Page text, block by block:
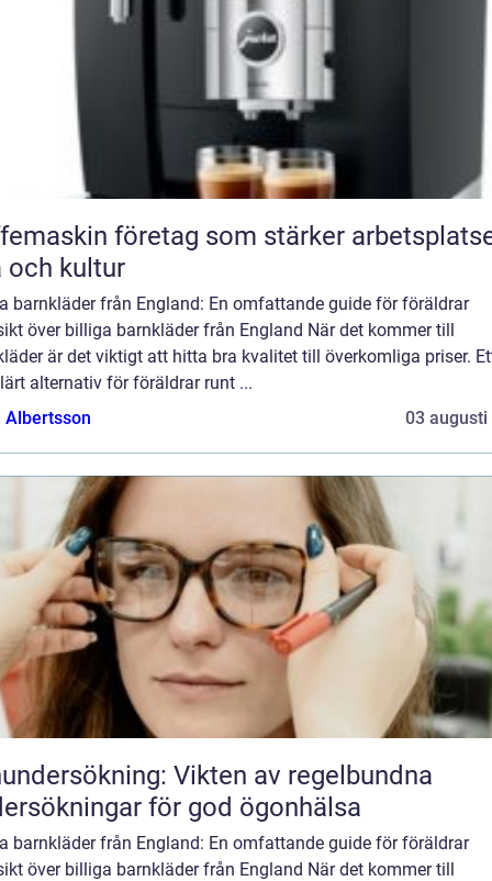
företag som stärker
och kultur
barnkläder från England: En omfattande guide för föräldrar
över billiga barnkläder från England När det kommer till
är det viktigt att hitta bra kvalitet till överkomliga priser.
alternativ för föräldrar runt ...
Albertsson
03 augusti
Vikten av regelbundna
för god ögonhälsa
barnkläder från England: En omfattande guide för föräldrar
över billiga barnkläder från England När det kommer till